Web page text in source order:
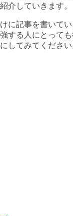
介していきます。
に記事を書いて
する人にとって
してみてください